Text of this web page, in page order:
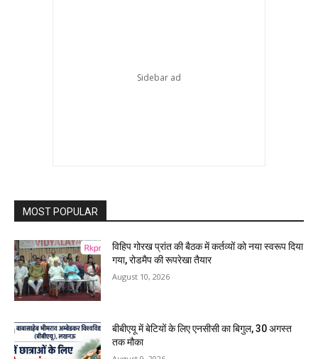
MOST POPULAR
विहिप गोरख प्रांत की बैठक में कर्तव्यों को नया स्वरूप दिया
गया, रोडमैप की रूपरेखा तैयार
August 10, 2026
बीबीएयू में बेटियों के लिए एनसीसी का बिगुल, 30 अगस्त
तक मौका